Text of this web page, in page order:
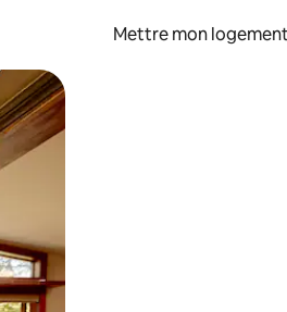
Mettre mon